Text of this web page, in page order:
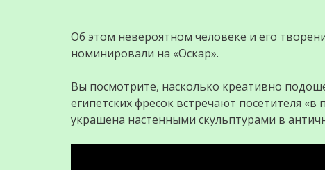
Об этом невероятном человеке и его
номинировали на «Оскар».
Вы посмотрите, насколько креативно
египетских фресок встречают посетителя
украшена настенными скульптурами в